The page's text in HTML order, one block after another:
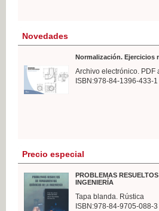
Novedades
Normalización. Ejercicios
Archivo electrónico. PDF
ISBN:978-84-1396-433-1
Precio especial
PROBLEMAS
INGENIERÍA
Tapa blanda. Rústica
ISBN:978-84-9705-088-3